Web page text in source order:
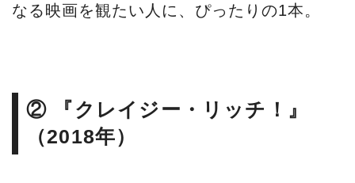
なる映画を観たい人に、ぴったりの1本。
② 『クレイジー・リッチ！』
（2018年）